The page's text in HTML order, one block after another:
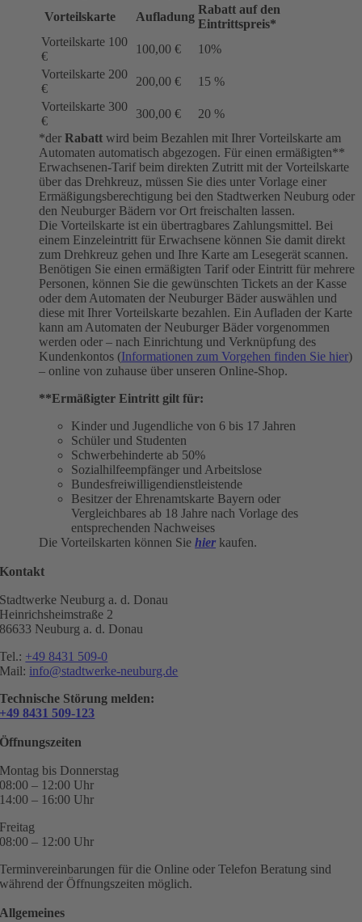
Vorteilskarte
Aufladung
Rabatt auf den
Eintrittspreis*
Vorteilskarte 100
€
100,00 €
10%
Vorteilskarte 200
€
200,00 €
15 %
Vorteilskarte 300
€
300,00 €
20 %
*der Rabatt wird beim Bezahlen mit Ihrer Vorteilskarte am
Automaten automatisch abgezogen. Für einen ermäßigten**
Erwachsenen-Tarif beim direkten Zutritt mit der Vorteilskarte
über das Drehkreuz, müssen Sie dies unter Vorlage einer
Ermäßigungsberechtigung bei den Stadtwerken Neuburg oder
den Neuburger Bädern vor Ort freischalten lassen.
Die Vorteilskarte ist ein übertragbares Zahlungsmittel. Bei
einem Einzeleintritt für Erwachsene können Sie damit direkt
zum Drehkreuz gehen und Ihre Karte am Lesegerät scannen.
Benötigen Sie einen ermäßigten Tarif oder Eintritt für mehrere
Personen, können Sie die gewünschten Tickets an der Kasse
oder dem Automaten der Neuburger Bäder auswählen und
diese mit Ihrer Vorteilskarte bezahlen. Ein Aufladen der Karte
kann am Automaten der Neuburger Bäder vorgenommen
werden oder – nach Einrichtung und Verknüpfung des
Kundenkontos (Informationen zum Vorgehen finden Sie hier)
– online von zuhause über unseren Online-Shop.
**Ermäßigter Eintritt gilt für:
Kinder und Jugendliche von 6 bis 17 Jahren
Schüler und Studenten
Schwerbehinderte ab 50%
Sozialhilfeempfänger und Arbeitslose
Bundesfreiwilligendienstleistende
Besitzer der Ehrenamtskarte Bayern oder
Vergleichbares ab 18 Jahre nach Vorlage des
entsprechenden Nachweises
Die Vorteilskarten können Sie hier kaufen.
Kontakt
Stadtwerke Neuburg a. d. Donau
Heinrichsheimstraße 2
86633 Neuburg a. d. Donau
Tel.: +49 8431 509-0
Mail: info@stadtwerke-neuburg.de
Technische Störung melden:
+49 8431 509-123
Öffnungszeiten
Montag bis Donnerstag
08:00 – 12:00 Uhr
14:00 – 16:00 Uhr
Freitag
08:00 – 12:00 Uhr
Terminvereinbarungen für die Online oder Telefon Beratung sind
während der Öffnungszeiten möglich.
Allgemeines